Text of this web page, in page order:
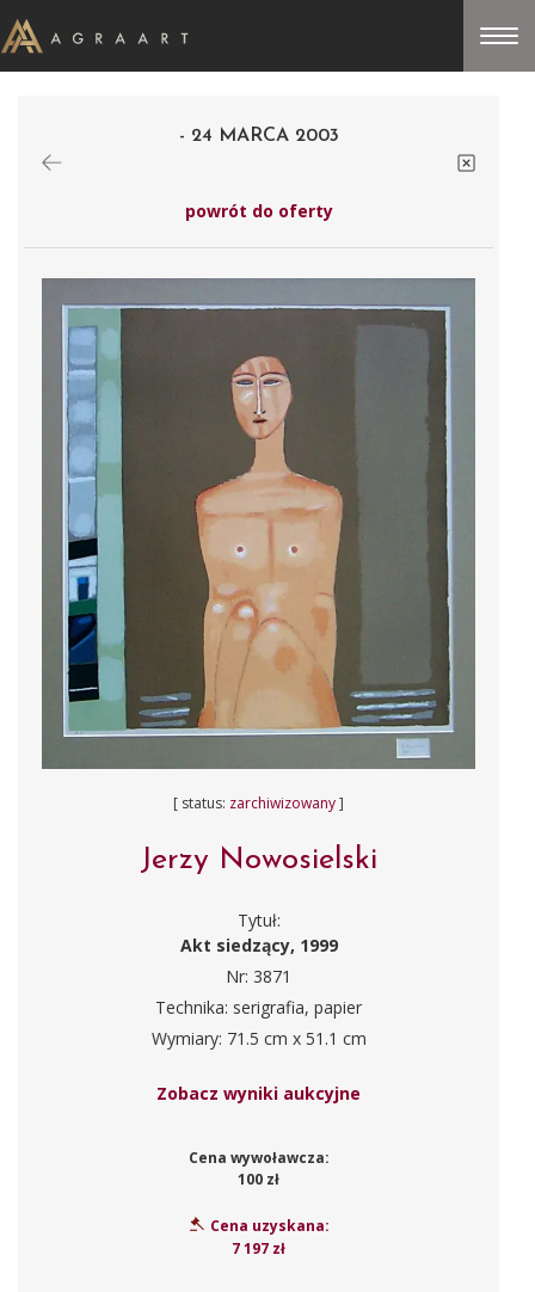
- 24 MARCA 2003
powrót do oferty
[ status: zarchiwizowany]
Jerzy Nowosielski
Tytuł:
Akt siedzący, 1999
Nr: 3871
Technika: serigrafia, papier
Wymiary: 71.5 cm x 51.1 cm
Zobacz wyniki aukcyjne
Cena wywoławcza:
100 zł
Cena uzyskana:
7 197 zł